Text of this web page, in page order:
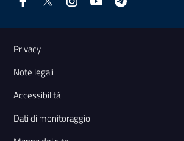
Link e informazioni utili
Privacy
Note legali
Accessibilità
Dati di monitoraggio